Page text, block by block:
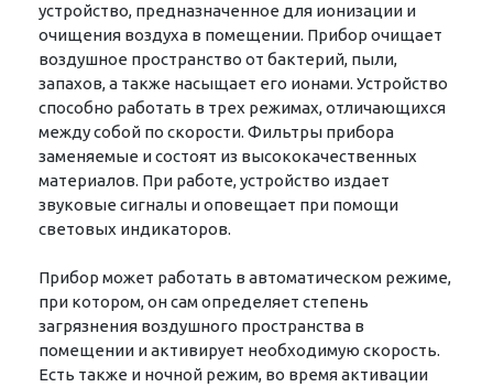
устройство, предназначенное для ионизации и
очищения воздуха в помещении. Прибор очищает
воздушное пространство от бактерий, пыли,
запахов, а также насыщает его ионами. Устройство
способно работать в трех режимах, отличающихся
между собой по скорости. Фильтры прибора
заменяемые и состоят из высококачественных
материалов. При работе, устройство издает
звуковые сигналы и оповещает при помощи
световых индикаторов.
Прибор может работать в автоматическом режиме,
при котором, он сам определяет степень
загрязнения воздушного пространства в
помещении и активирует необходимую скорость.
Есть также и ночной режим, во время активации